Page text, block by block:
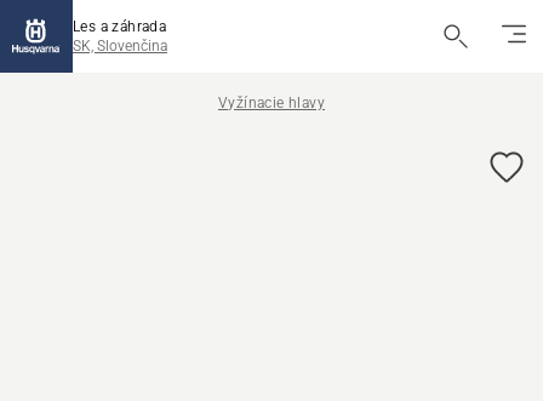
Les a záhrada
SK, Slovenčina
Vyžínacie hlavy